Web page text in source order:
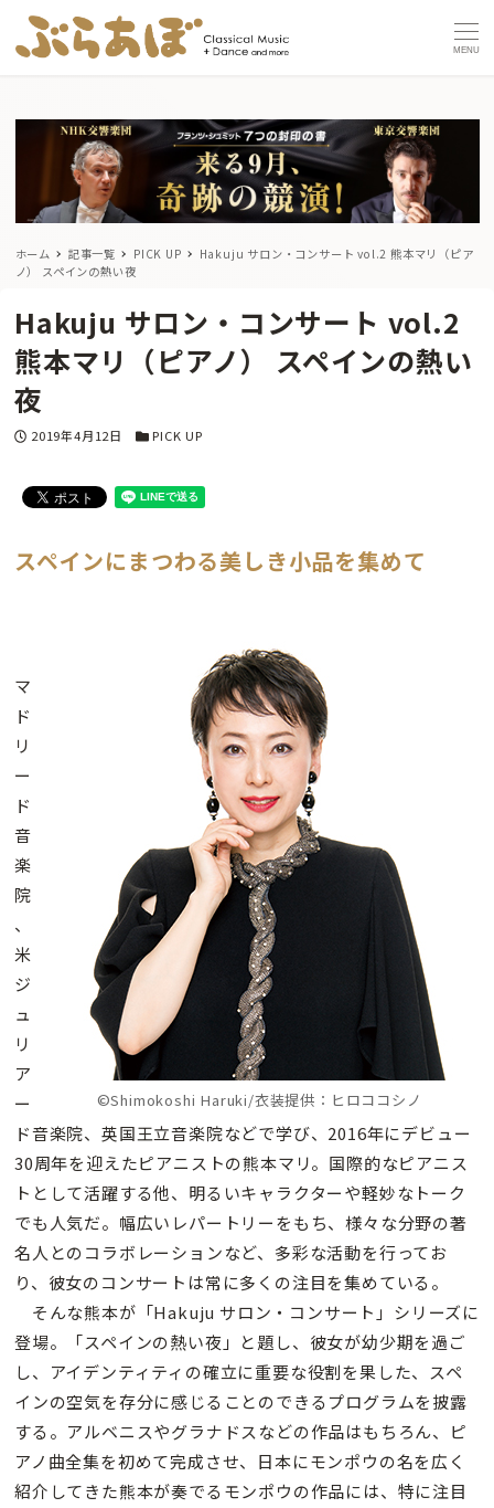
MENU
ホーム 記事一覧 PICK UP
Hakuju サロン・コンサート vol.2 熊本マリ（ピア
ノ） スペインの熱い夜
Hakuju サロン・コンサート vol.2
熊本マリ（ピアノ） スペインの熱い
夜
投稿日
2019年4月12日 カテゴリー
PICK UP
スペインにまつわる美しき小品を集めて
©Shimokoshi Haruki/衣装提供：ヒロココシノ
マ
ド
リ
ー
ド
音
楽
院
、
米
ジ
ュ
リ
ア
ー
ド音楽院、英国王立音楽院などで学び、2016年にデビュー
30周年を迎えたピアニストの熊本マリ。国際的なピアニス
トとして活躍する他、明るいキャラクターや軽妙なトーク
でも人気だ。幅広いレパートリーをもち、様々な分野の著
名人とのコラボレーションなど、多彩な活動を行ってお
り、彼女のコンサートは常に多くの注目を集めている。
そんな熊本が「Hakuju サロン・コンサート」シリーズに
登場。「スペインの熱い夜」と題し、彼女が幼少期を過ご
し、アイデンティティの確立に重要な役割を果した、スペ
インの空気を存分に感じることのできるプログラムを披露
する。アルベニスやグラナドスなどの作品はもちろん、ピ
アノ曲全集を初めて完成させ、日本にモンポウの名を広く
紹介してきた熊本が奏でるモンポウの作品には、特に注目